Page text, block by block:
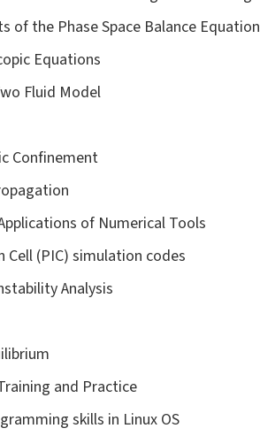
of the Phase Space Balance Equation
Equations
Fluid Model
Confinement
of Numerical Tools
Cell (PIC) simulation codes
Analysis
and Practice
skills in Linux OS